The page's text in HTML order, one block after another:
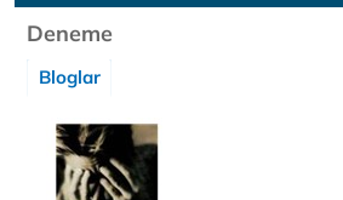
Deneme
Bloglar